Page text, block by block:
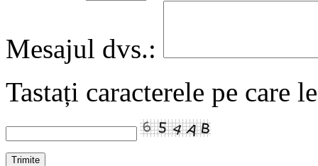
Mesajul dvs.:
Tastați caracterele pe care